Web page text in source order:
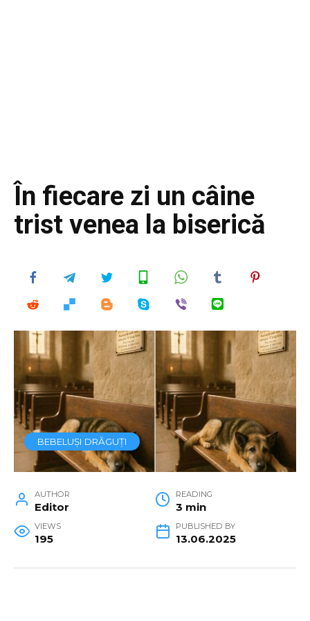
În fiecare zi un câine
trist venea la biserică
BEBELUȘI DRĂGUȚI
AUTHOR
Editor
READING
3 min
VIEWS
195
PUBLISHED BY
13.06.2025